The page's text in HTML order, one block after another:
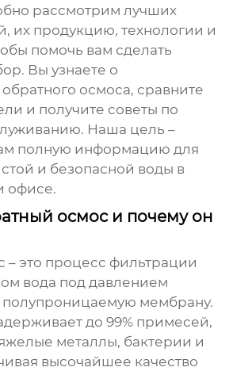
рассмотрим лучших
их продукцию, технологии и
помочь вам сделать
Вы узнаете о
осмоса, сравните
и получите советы по
Наша цель –
полную информацию для
и безопасной воды в
офисе.
осмос и почему он
– это процесс фильтрации
вода под давлением
полупроницаемую мембрану.
до 99% примесей,
металлы, бактерии и
высочайшее качество